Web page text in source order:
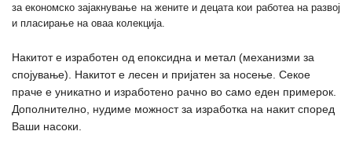
за економско зајакнување на жените и децата кои работеа на развој
и пласирање на оваа колекција.
Накитот е изработен од епоксидна и метал (механизми за
спојување). Накитот е лесен и пријатен за носење. Секое
праче е уникатно и изработено рачно во само еден примерок.
Дополнително, нудиме можност за изработка на накит според
Ваши насоки.